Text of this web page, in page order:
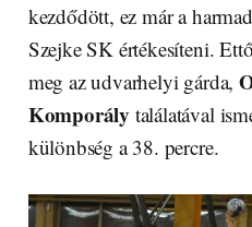
kezdődött, ez már a
Szejke SK értékesíteni.
meg az udvarhelyi gárda,
Komporály találatával
különbség a 38. percre.